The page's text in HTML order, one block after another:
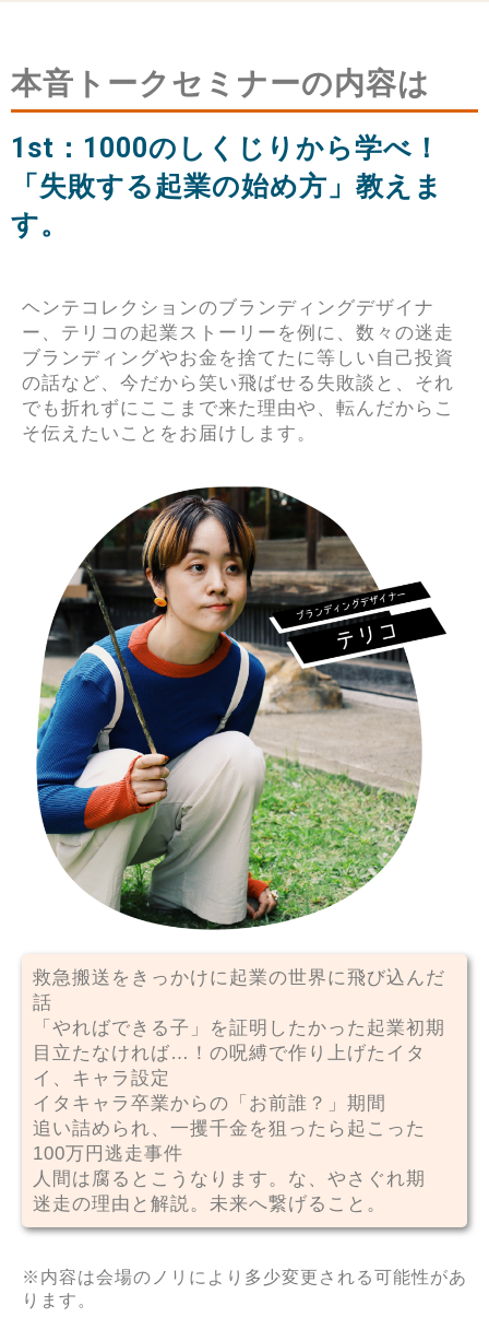
本音トークセミナーの内容は
1st：1000のしくじりから学べ！
「失敗する起業の始め方」教えま
す。
ヘンテコレクションのブランディングデザイナ
ー、テリコの起業ストーリーを例に、数々の迷走
ブランディングやお金を捨てたに等しい自己投資
の話など、今だから笑い飛ばせる失敗談と、それ
でも折れずにここまで来た理由や、転んだからこ
そ伝えたいことをお届けします。
救急搬送をきっかけに起業の世界に飛び込んだ
話
「やればできる子」を証明したかった起業初期
目立たなければ…！の呪縛で作り上げたイタ
イ、キャラ設定
イタキャラ卒業からの「お前誰？」期間
追い詰められ、一攫千金を狙ったら起こった
100万円逃走事件
人間は腐るとこうなります。な、やさぐれ期
迷走の理由と解説。未来へ繋げること。
※内容は会場のノリにより多少変更される可能性があ
ります。